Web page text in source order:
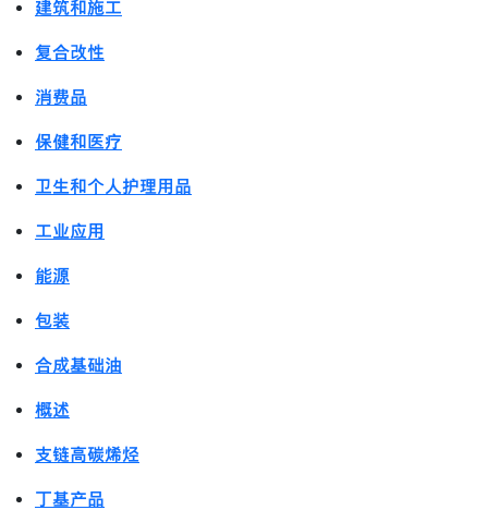
建筑和施工
复合改性
消费品
保健和医疗
卫生和个人护理用品
工业应用
能源
包装
合成基础油
概述
支链高碳烯烃
丁基产品